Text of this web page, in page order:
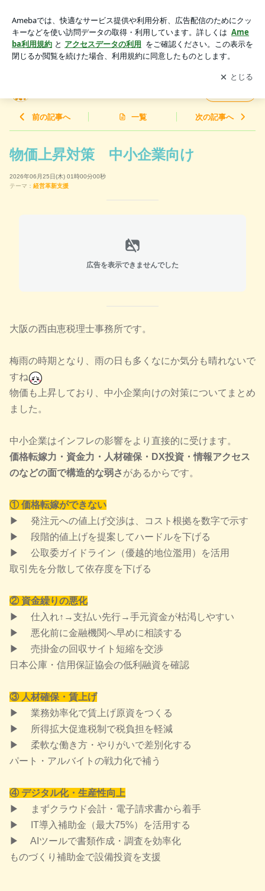
アプリをダウンロードして ブログの更新通知
を受け取りまし
ょう。
開く
前の記事へ 一覧 次の記事へ
物価上昇対策 中小企業向け
2026年06月25日(木) 01時00分00秒
テーマ： 経営革新支援
広告を表示できませんでした
大阪の西由恵税理士事務所です。
梅雨の時期となり、雨の日も多くなにか気分も晴れないで
すね
物価も上昇しており、中小企業向けの対策についてまとめ
ました。
中小企業はインフレの影響をより直接的に受けます。
価格転嫁力・資金力・人材確保・DX投資・情報アクセス
のなどの面で構造的な弱さがあるからです。
① 価格転嫁ができない
▶ 発注元への値上げ交渉は、コスト根拠を数字で示す
▶ 段階的値上げを提案してハードルを下げる
▶ 公取委ガイドライン（優越的地位濫用）を活用
取引先を分散して依存度を下げる
② 資金繰りの悪化
▶ 仕入れ↑→支払い先行→手元資金が枯渇しやすい
▶ 悪化前に金融機関へ早めに相談する
▶ 売掛金の回収サイト短縮を交渉
日本公庫・信用保証協会の低利融資を確認
③ 人材確保・賃上げ
▶ 業務効率化で賃上げ原資をつくる
▶ 所得拡大促進税制で税負担を軽減
▶ 柔軟な働き方・やりがいで差別化する
パート・アルバイトの戦力化で補う
④ デジタル化・生産性向上
▶ まずクラウド会計・電子請求書から着手
▶ IT導入補助金（最大75%）を活用する
▶ AIツールで書類作成・調査を効率化
ものづくり補助金で設備投資を支援